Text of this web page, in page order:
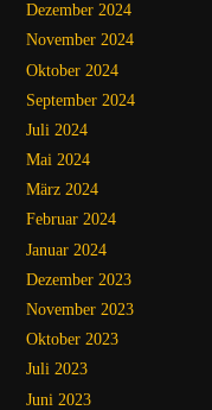
Dezember 2024
November 2024
Oktober 2024
September 2024
Juli 2024
Mai 2024
März 2024
Februar 2024
Januar 2024
Dezember 2023
November 2023
Oktober 2023
Juli 2023
Juni 2023